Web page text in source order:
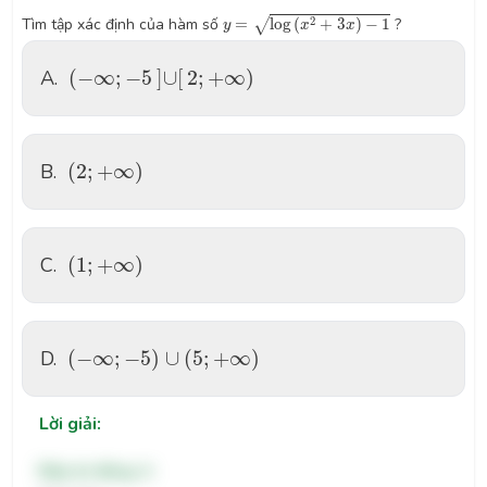
Tìm tập xác định của hàm số y = √log(x2 + 3x) − 1
(x2+3x)−1
?
A. (−∞; −5 ] ∪[ 2; +∞)
(− ∞;− ∪ [2;+∞ )
B. (2; +∞)
(2; ∞)
C. (1; +∞)
(1; ∞)
D. (−∞; −5) ∪ (5; +∞)
(− ∞;− ∪( 5 ; +∞
Lời giải: